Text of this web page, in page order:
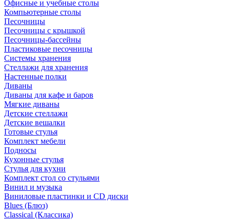
Офисные и учебные столы
Компьютерные столы
Песочницы
Песочницы с крышкой
Песочницы-бассейны
Пластиковые песочницы
Системы хранения
Стеллажи для хранения
Настенные полки
Диваны
Диваны для кафе и баров
Мягкие диваны
Детские стеллажи
Детские вешалки
Готовые стулья
Комплект мебели
Подносы
Кухонные стулья
Стулья для кухни
Комплект стол со стульями
Винил и музыка
Виниловые пластинки и CD диски
Blues (Блюз)
Classical (Классика)